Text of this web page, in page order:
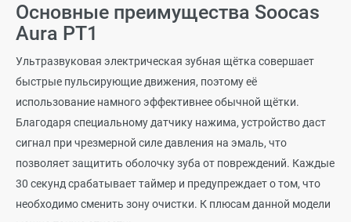
Основные преимущества Soocas
Aura РТ1
Ультразвуковая электрическая зубная щётка совершает
быстрые пульсирующие движения, поэтому её
использование намного эффективнее обычной щётки.
Благодаря специальному датчику нажима, устройство даст
сигнал при чрезмерной силе давления на эмаль, что
позволяет защитить оболочку зуба от повреждений. Каждые
30 секунд срабатывает таймер и предупреждает о том, что
необходимо сменить зону очистки. К плюсам данной модели